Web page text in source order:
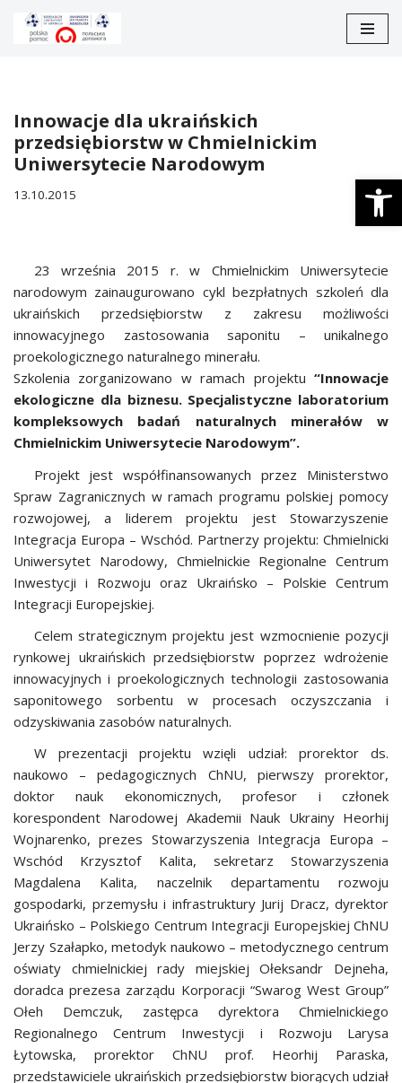
Перейти
Innowacje dla ukraińskich
przedsiębiorstw w Chmielnickim
Uniwersytecie Narodowym
13.10.2015
23 września 2015 r. w Chmielnickim Uniwersytecie
narodowym zainaugurowano cykl bezpłatnych szkoleń dla
ukraińskich przedsiębiorstw z zakresu możliwości
innowacyjnego zastosowania saponitu – unikalnego
proekologicznego naturalnego minerału.
Szkolenia zorganizowano w ramach projektu “Innowacje
ekologiczne dla biznesu. Specjalistyczne laboratorium
kompleksowych badań naturalnych minerałów w
Chmielnickim Uniwersytecie Narodowym”.
Projekt jest współfinansowanych przez Ministerstwo
Spraw Zagranicznych w ramach programu polskiej pomocy
rozwojowej, a liderem projektu jest Stowarzyszenie
Integracja Europa – Wschód. Partnerzy projektu: Chmielnicki
Uniwersytet Narodowy, Chmielnickie Regionalne Centrum
Inwestycji i Rozwoju oraz Ukraińsko – Polskie Centrum
Integracji Europejskiej.
Celem strategicznym projektu jest wzmocnienie pozycji
rynkowej ukraińskich przedsiębiorstw poprzez wdrożenie
innowacyjnych i proekologicznych technologii zastosowania
saponitowego sorbentu w procesach oczyszczania i
odzyskiwania zasobów naturalnych.
W prezentacji projektu wzięli udział: prorektor ds.
naukowo – pedagogicznych ChNU, pierwszy prorektor,
doktor nauk ekonomicznych, profesor i członek
korespondent Narodowej Akademii Nauk Ukrainy Heorhij
Wojnarenko, prezes Stowarzyszenia Integracja Europa –
Wschód Krzysztof Kalita, sekretarz Stowarzyszenia
Magdalena Kalita, naczelnik departamentu rozwoju
gospodarki, przemysłu i infrastruktury Jurij Dracz, dyrektor
Ukraińsko – Polskiego Centrum Integracji Europejskiej ChNU
Jerzy Szałapko, metodyk naukowo – metodycznego centrum
oświaty chmielnickiej rady miejskiej Ołeksandr Dejneha,
doradca prezesa zarządu Korporacji “Swarog West Group”
Ołeh Demczuk, zastępca dyrektora Chmielnickiego
Regionalnego Centrum Inwestycji i Rozwoju Larysa
Łytowska, prorektor ChNU prof. Heorhij Paraska,
przedstawiciele ukraińskich przedsiębiorstw biorących udział